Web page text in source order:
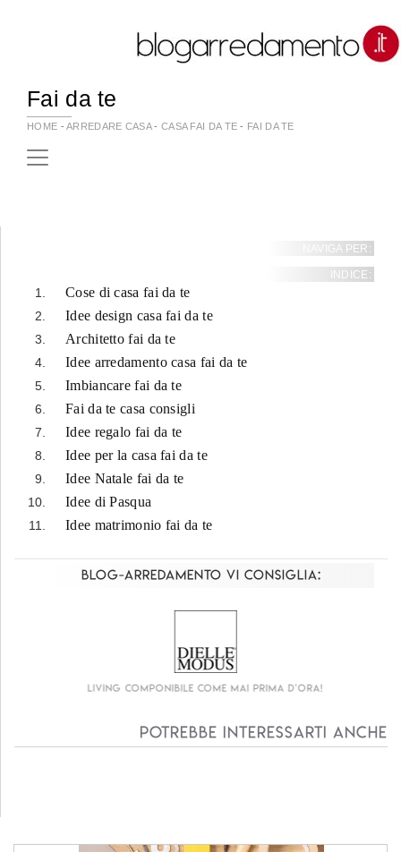
Fai da te
HOME -ARREDARE CASA- CASA FAI DA TE - FAI DA TE
NAVIGA PER:
INDICE:
Cose di casa fai da te
Idee design casa fai da te
Architetto fai da te
Idee arredamento casa fai da te
Imbiancare fai da te
Fai da te casa consigli
Idee regalo fai da te
Idee per la casa fai da te
Idee Natale fai da te
Idee di Pasqua
Idee matrimonio fai da te
Blog-Arredamento vi consiglia:
Living componibile come mai prima d'ora!
Potrebbe interessarti anche